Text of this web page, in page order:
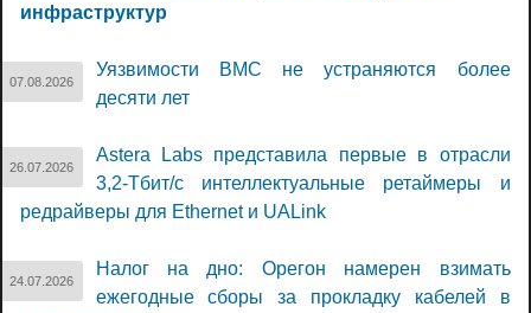
инфраструктур
07.08.2026
Уязвимости BMC не устраняются более
десяти лет
26.07.2026
Astera Labs представила первые в отрасли
3,2-Тбит/с интеллектуальные ретаймеры и
редрайверы для Ethernet и UALink
24.07.2026
Налог на дно: Орегон намерен взимать
ежегодные сборы за прокладку кабелей в